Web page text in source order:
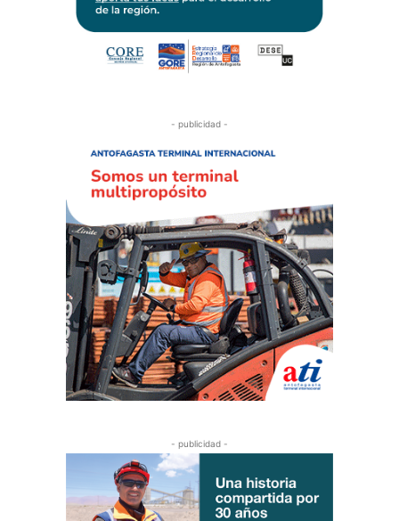
- publicidad -
- publicidad -